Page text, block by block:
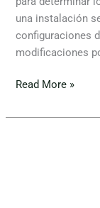
una instalación
configuraciones
modificaciones
Read More »